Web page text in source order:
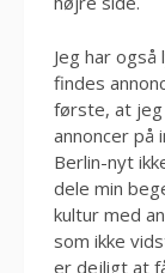
Jeg har
findes
første, at
annoncer på
Berlin-nyt
dele min
kultur med
som ikke
er dejligt at